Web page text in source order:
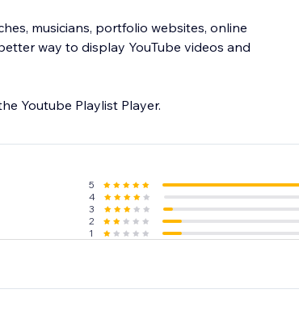
musicians, portfolio websites, online
way to display YouTube videos and
Youtube Playlist Player.
5
4
3
2
1